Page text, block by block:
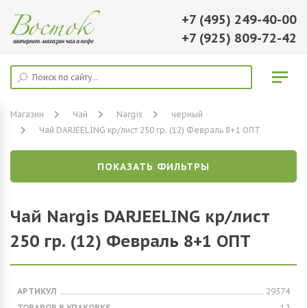
+7 (495) 249-40-00
+7 (925) 809-72-42
Магазин Чай Nargis
черный
Чай DARJEELING кр/лист 250 гр. (12) Февраль 8+1 ОПТ
ПОКАЗАТЬ ФИЛЬТРЫ
Чай Nargis DARJEELING кр/лист
250 гр. (12) Февраль 8+1 ОПТ
АРТИКУЛ
29374